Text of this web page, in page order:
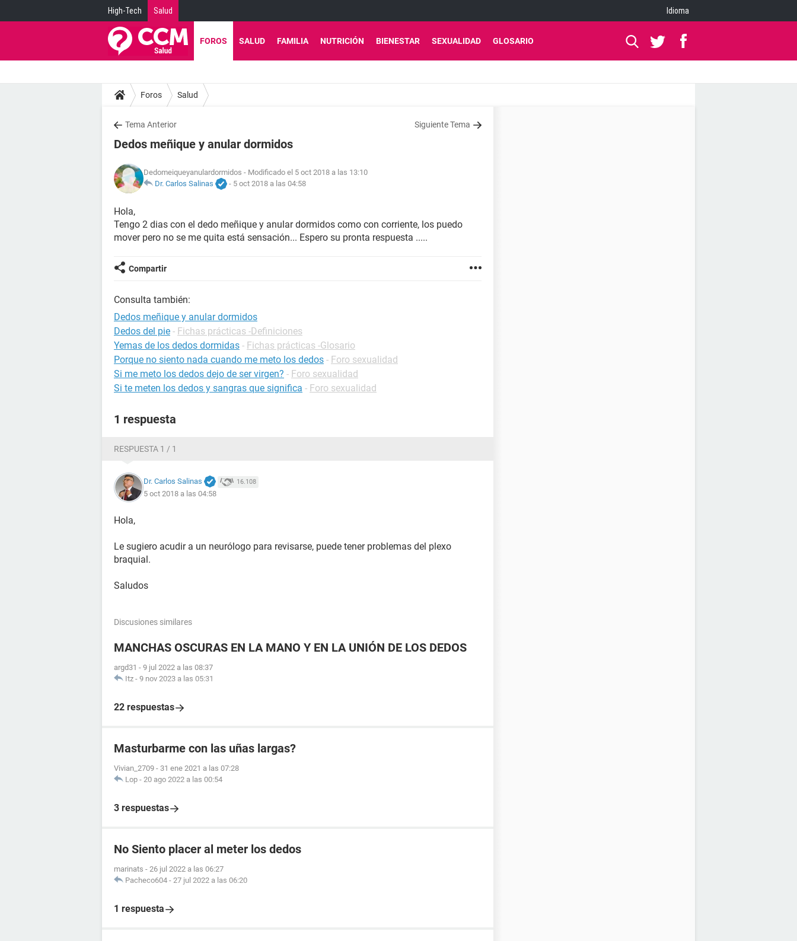
High-Tech Salud Idioma
FOROS SALUD FAMILIA NUTRICIÓN BIENESTAR SEXUALIDAD GLOSARIO
Foros Salud
Tema Anterior Siguiente Tema
Dedos meñique y anular dormidos
Dedomeiqueyanulardormidos - Modificado el 5 oct 2018 a las 13:10
Dr. Carlos Salinas
- 5 oct 2018 a las 04:58
Hola,
Tengo 2 dias con el dedo meñique y anular dormidos como con corriente, los puedo
mover pero no se me quita está sensación... Espero su pronta respuesta .....
Compartir
Consulta también:
Dedos meñique y anular dormidos
Dedos del pie - Fichas prácticas -Definiciones
Yemas de los dedos dormidas - Fichas prácticas -Glosario
Porque no siento nada cuando me meto los dedos - Foro sexualidad
Si me meto los dedos dejo de ser virgen? - Foro sexualidad
Si te meten los dedos y sangras que significa - Foro sexualidad
1 respuesta
RESPUESTA 1 / 1
Dr. Carlos Salinas 16.108
5 oct 2018 a las 04:58
Hola,
Le sugiero acudir a un neurólogo para revisarse, puede tener problemas del plexo
braquial.
Saludos
Discusiones similares
MANCHAS OSCURAS EN LA MANO Y EN LA UNIÓN DE LOS DEDOS
argd31 - 9 jul 2022 a las 08:37
Itz - 9 nov 2023 a las 05:31
22 respuestas
Masturbarme con las uñas largas?
Vivian_2709 - 31 ene 2021 a las 07:28
Lop - 20 ago 2022 a las 00:54
3 respuestas
No Siento placer al meter los dedos
marinats - 26 jul 2022 a las 06:27
Pacheco604 - 27 jul 2022 a las 06:20
1 respuesta